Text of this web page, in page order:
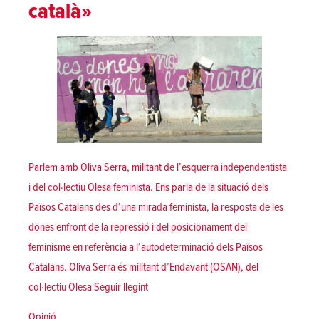
català»
Parlem amb Oliva Serra, militant de l’esquerra independentista
i del col·lectiu Olesa feminista. Ens parla de la situació dels
Països Catalans des d’una mirada feminista, la resposta de les
dones enfront de la repressió i del posicionament del
feminisme en referència a l’autodeterminació dels Països
Catalans. Oliva Serra és militant d’Endavant (OSAN), del
col·lectiu OlesaSeguir llegint««El feminisme ha de lluitar contra
Posted in